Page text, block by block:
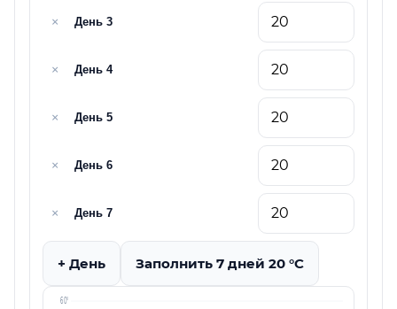
× День 3
× День 4
× День 5
× День 6
× День 7
+ День Заполнить 7 дней 20 °C
60°